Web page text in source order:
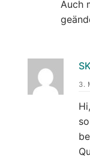
Auch
3.